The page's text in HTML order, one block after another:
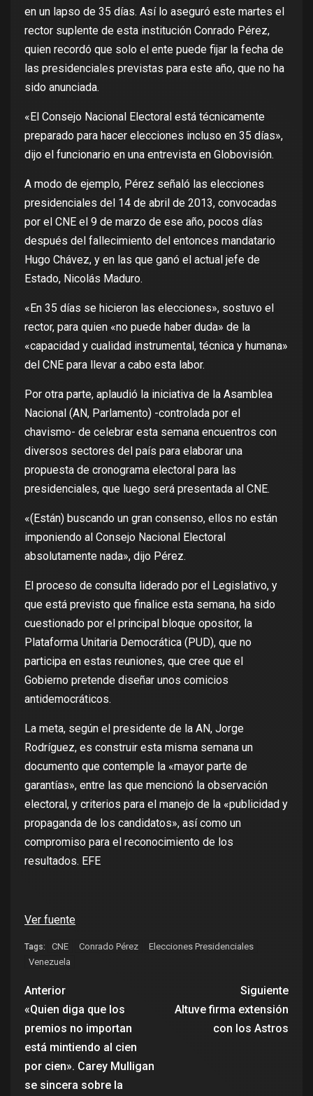
en un lapso de 35 días. Así lo aseguró este martes el
rector suplente de esta institución Conrado Pérez,
quien recordó que solo el ente puede fijar la fecha de
las presidenciales previstas para este año, que no ha
sido anunciada.
«El Consejo Nacional Electoral está técnicamente
preparado para hacer elecciones incluso en 35 días»,
dijo el funcionario en una entrevista en Globovisión.
A modo de ejemplo, Pérez señaló las elecciones
presidenciales del 14 de abril de 2013, convocadas
por el CNE el 9 de marzo de ese año, pocos días
después del fallecimiento del entonces mandatario
Hugo Chávez, y en las que ganó el actual jefe de
Estado, Nicolás Maduro.
«En 35 días se hicieron las elecciones», sostuvo el
rector, para quien «no puede haber duda» de la
«capacidad y cualidad instrumental, técnica y humana»
del CNE para llevar a cabo esta labor.
Por otra parte, aplaudió la iniciativa de la Asamblea
Nacional (AN, Parlamento) -controlada por el
chavismo- de celebrar esta semana encuentros con
diversos sectores del país para elaborar una
propuesta de cronograma electoral para las
presidenciales, que luego será presentada al CNE.
«(Están) buscando un gran consenso, ellos no están
imponiendo al Consejo Nacional Electoral
absolutamente nada», dijo Pérez.
El proceso de consulta liderado por el Legislativo, y
que está previsto que finalice esta semana, ha sido
cuestionado por el principal bloque opositor, la
Plataforma Unitaria Democrática (PUD), que no
participa en estas reuniones, que cree que el
Gobierno pretende diseñar unos comicios
antidemocráticos.
La meta, según el presidente de la AN, Jorge
Rodríguez, es construir esta misma semana un
documento que contemple la «mayor parte de
garantías», entre las que mencionó la observación
electoral, y criterios para el manejo de la «publicidad y
propaganda de los candidatos», así como un
compromiso para el reconocimiento de los
resultados. EFE
Ver fuente
Tags: CNE Conrado Pérez
Elecciones Presidenciales
Venezuela
Anterior
«Quien diga que los
premios no importan
está mintiendo al cien
por cien». Carey Mulligan
se sincera sobre la
Siguiente
Altuve firma extensión
con los Astros